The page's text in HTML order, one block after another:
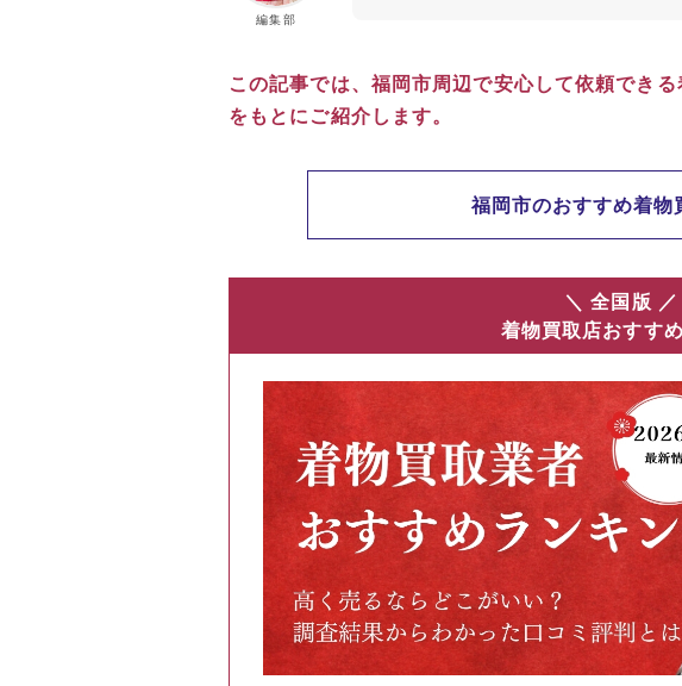
編集部
この記事では、福岡市周辺で安心して依頼でき
をもとにご紹介します。
福岡市のおすすめ着物
＼ 全国版 ／
着物買取店おすす